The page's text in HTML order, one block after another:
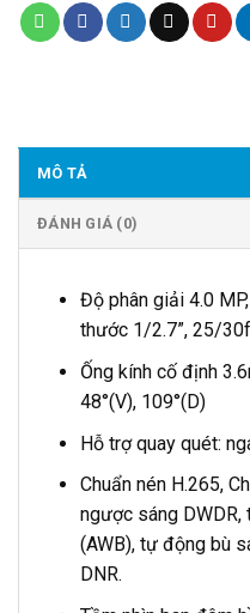
MÔ TẢ
ĐÁNH GIÁ (0)
Độ phân giải 4.0
thước 1/2.7”, 25/
Ống kính cố định
48°(V), 109°(D)
Hỗ trợ quay quét:
Chuẩn nén H.265,
ngược sáng
(AWB), tự động bù
DNR.